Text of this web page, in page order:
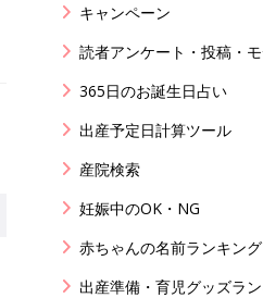
キャンペーン
読者アンケート・投稿・
365日のお誕生日占い
出産予定日計算ツール
産院検索
妊娠中のOK・NG
赤ちゃんの名前ランキング
出産準備・育児グッズラ